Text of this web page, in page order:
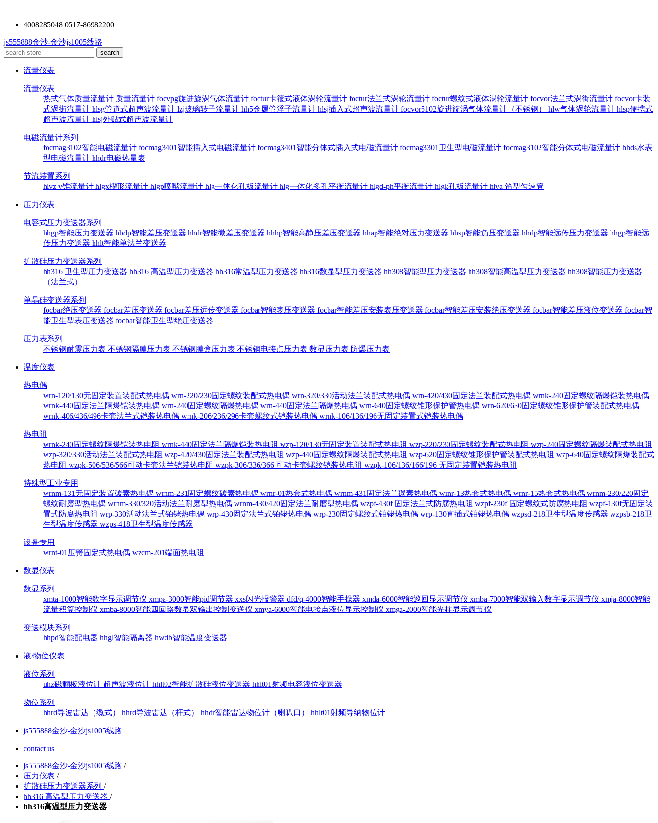
4008285048 0517-86982200
js555888金沙-金沙js1005线路
流量仪表
流量仪表
热式气体质量流量计 质量流量计 focvpg旋进旋涡气体流量计 foctur卡箍式液体涡轮流量计 foctur法兰式涡轮流量计 foctur螺纹式液体涡轮流量计 focvor法兰式涡街流量计 focvor卡装
式涡街流量计 hlsg管道式超声波流量计 lzj玻璃转子流量计 hh5金属管浮子流量计 hlsj插入式超声波流量计 focvor5102旋进旋涡气体流量计（不锈钢） hlw气体涡轮流量计 hlsp便携式
超声波流量计 hlsj外贴式超声波流量计
电磁流量计系列
focmag3102智能电磁流量计 focmag3401智能插入式电磁流量计 focmag3401智能分体式插入式电磁流量计 focmag3301卫生型电磁流量计 focmag3102智能分体式电磁流量计 hhds水表
型电磁流量计 hhdr电磁热量表
节流装置系列
hlvz v锥流量计 hlgx楔形流量计 hlgp喷嘴流量计 hlg一体化孔板流量计 hlg一体化多孔平衡流量计 hlgd-ph平衡流量计 hlgk孔板流量计 hlva 笛型匀速管
压力仪表
电容式压力变送器系列
hhgp智能压力变送器 hhdp智能差压变送器 hhdr智能微差压变送器 hhhp智能高静压差压变送器 hhap智能绝对压力变送器 hhsp智能负压变送器 hhdp智能远传压力变送器 hhgp智能远
传压力变送器 hhlt智能单法兰变送器
扩散硅压力变送器系列
hh316 卫生型压力变送器 hh316 高温型压力变送器 hh316常温型压力变送器 hh316数显型压力变送器 hh308智能型压力变送器 hh308智能高温型压力变送器 hh308智能压力变送器
（法兰式）
单晶硅变送器系列
focbar绝压变送器 focbar差压变送器 focbar差压远传变送器 focbar智能表压变送器 focbar智能差压安装表压变送器 focbar智能差压安装绝压变送器 focbar智能差压液位变送器 focbar智
能卫生型表压变送器 focbar智能卫生型绝压变送器
压力表系列
不锈钢耐震压力表 不锈钢隔膜压力表 不锈钢膜盒压力表 不锈钢电接点压力表 数显压力表 防爆压力表
温度仪表
热电偶
wrn-120/130无固定装置装配式热电偶 wrn-220/230固定螺纹装配式热电偶 wrn-320/330活动法兰装配式热电偶 wrn-420/430固定法兰装配式热电偶 wrnk-240固定螺纹隔爆铠装热电偶
wrnk-440固定法兰隔爆铠装热电偶 wrn-240固定螺纹隔爆热电偶 wrn-440固定法兰隔爆热电偶 wrn-640固定螺纹锥形保护管热电偶 wrn-620/630固定螺纹锥形保护管装配式热电偶
wrnk-406/436/496卡套法兰式铠装热电偶 wrnk-206/236/296卡套螺纹式铠装热电偶 wrnk-106/136/196无固定装置式铠装热电偶
热电阻
wrnk-240固定螺纹隔爆铠装热电阻 wrnk-440固定法兰隔爆铠装热电阻 wzp-120/130无固定装置装配式热电阻 wzp-220/230固定螺纹装配式热电阻 wzp-240固定螺纹隔爆装配式热电阻
wzp-320/330活动法兰装配式热电阻 wzp-420/430固定法兰装配式热电阻 wzp-440固定螺纹隔爆装配式热电阻 wzp-620固定螺纹锥形保护管装配式热电阻 wzp-640固定螺纹隔爆装配式
热电阻 wzpk-506/536/566可动卡套法兰铠装热电阻 wzpk-306/336/366 可动卡套螺纹铠装热电阻 wzpk-106/136/166/196 无固定装置铠装热电阻
特殊型工业专用
wrnm-131无固定装置碳素热电偶 wrnm-231固定螺纹碳素热电偶 wrnr-01热套式热电偶 wrnm-431固定法兰碳素热电偶 wrnr-13热套式热电偶 wrnr-15热套式热电偶 wrnm-230/220固定
螺纹耐磨型热电偶 wrnm-330/320活动法兰耐磨型热电偶 wrnm-430/420固定法兰耐磨型热电偶 wzpf-430f 固定法兰式防腐热电阻 wzpf-230f 固定螺纹式防腐热电阻 wzpf-130f无固定装
置式防腐热电阻 wrp-330活动法兰式铂铑热电偶 wrp-430固定法兰式铂铑热电偶 wrp-230固定螺纹式铂铑热电偶 wrp-130直插式铂铑热电偶 wzpsd-218卫生型温度传感器 wzpsb-218卫
生型温度传感器 wzps-418卫生型温度传感器
设备专用
wrnt-01压簧固定式热电偶 wzcm-201端面热电阻
数显仪表
数显系列
xmta-1000智能数字显示调节仪 xmpa-3000智能pid调节器 xxs闪光报警器 dfd/q-4000智能手操器 xmda-6000智能巡回显示调节仪 xmba-7000智能双输入数字显示调节仪 xmja-8000智能
流量积算控制仪 xmba-8000智能四回路数显双输出控制变送仪 xmya-6000智能电接点液位显示控制仪 xmga-2000智能光柱显示调节仪
变送模块系列
hhpd智能配电器 hhgl智能隔离器 hwdb智能温度变送器
液/物位仪表
液位系列
uhz磁翻板液位计 超声波液位计 hhlt02智能扩散硅液位变送器 hhlt01射频电容液位变送器
物位系列
hhrd导波雷达（缆式） hhrd导波雷达（杆式） hhdr智能雷达物位计（喇叭口） hhlt01射频导纳物位计
js555888金沙-金沙js1005线路
contact us
js555888金沙-金沙js1005线路 /
压力仪表 /
扩散硅压力变送器系列 /
hh316 高温型压力变送器 /
hh316高温型压力变送器